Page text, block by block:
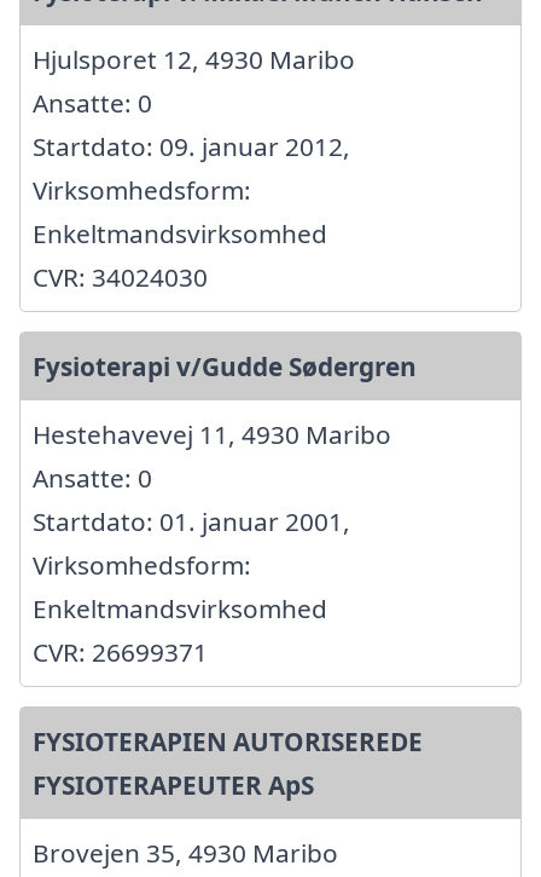
Hjulsporet 12, 4930 Maribo
Ansatte: 0
Startdato: 09. januar 2012,
Virksomhedsform:
Enkeltmandsvirksomhed
CVR: 34024030
Fysioterapi v/Gudde Sødergren
Hestehavevej 11, 4930 Maribo
Ansatte: 0
Startdato: 01. januar 2001,
Virksomhedsform:
Enkeltmandsvirksomhed
CVR: 26699371
FYSIOTERAPIEN AUTORISEREDE
FYSIOTERAPEUTER ApS
Brovejen 35, 4930 Maribo